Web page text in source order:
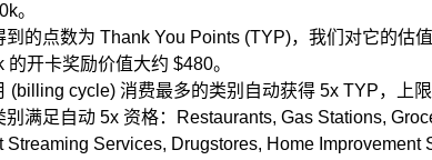
。
到的点数为 Thank You Points (TYP)，我们对它的估
的开卡奖励价值大约 $480。
(billing cycle) 消费最多的类别自动获得 5x TYP，上
别满足自动 5x 资格：Restaurants, Gas Stations,
Streaming Services, Drugstores, Home Improvement